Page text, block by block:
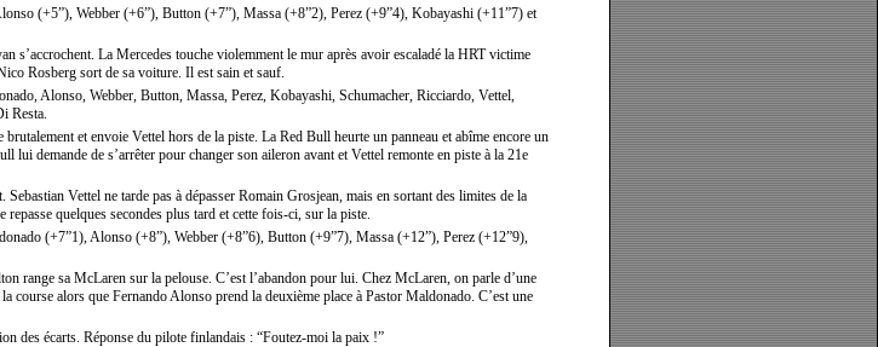
(+5”), Webber (+6”), Button (+7”), Massa (+8”2), Perez (+9”4), Kobayashi (+11”7) et
s’accrochent. La Mercedes touche violemment le mur après avoir escaladé la HRT victime
Rosberg sort de sa voiture. Il est sain et sauf.
Alonso, Webber, Button, Massa, Perez, Kobayashi, Schumacher, Ricciardo, Vettel,
Resta.
et envoie Vettel hors de la piste. La Red Bull heurte un panneau et abîme encore un
demande de s’arrêter pour changer son aileron avant et Vettel remonte en piste à la 21e
Sebastian Vettel ne tarde pas à dépasser Romain Grosjean, mais en sortant des limites de la
quelques secondes plus tard et cette fois-ci, sur la piste.
(+7”1), Alonso (+8”), Webber (+8”6), Button (+9”7), Massa (+12”), Perez (+12”9),
range sa McLaren sur la pelouse. C’est l’abandon pour lui. Chez McLaren, on parle d’une
course alors que Fernando Alonso prend la deuxième place à Pastor Maldonado. C’est une
des écarts. Réponse du pilote finlandais : “Foutez-moi la paix !”